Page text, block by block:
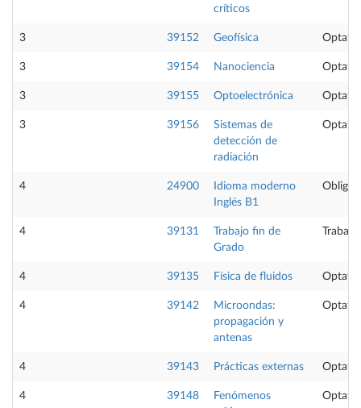
críticos
3 39152 Geofísica
3 39154 Nanociencia
3 39155 Optoelectrónica
3 39156
Sistemas de
detección de
radiación
4 24900
Idioma moderno
Inglés B1
4 39131
Trabajo fin de
Grado
4 39135 Física de fluidos
4 39142
Microondas:
propagación y
antenas
4 39143 Prácticas externas
4 39148
Fenómenos